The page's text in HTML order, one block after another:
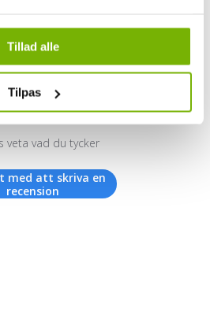
Tillad alle
Tilpas
efter stjärnor!
veta vad du tycker
med att skriva en
recension